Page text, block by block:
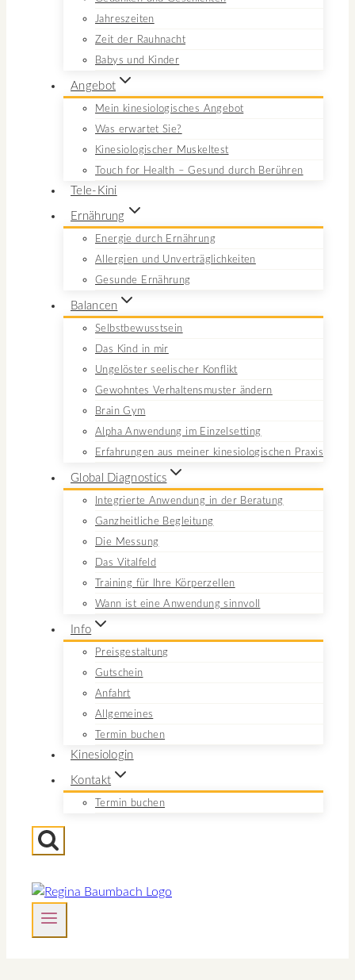
Jahreszeiten
Zeit der Rauhnacht
Babys und Kinder
Angebot
Mein kinesiologisches Angebot
Was erwartet Sie?
Kinesiologischer Muskeltest
Touch for Health – Gesund durch Berühren
Tele-Kini
Ernährung
Energie durch Ernährung
Allergien und Unverträglichkeiten
Gesunde Ernährung
Balancen
Selbstbewusstsein
Das Kind in mir
Ungelöster seelischer Konflikt
Gewohntes Verhaltensmuster ändern
Brain Gym
Alpha Anwendung im Einzelsetting
Erfahrungen aus meiner kinesiologischen Praxis
Global Diagnostics
Integrierte Anwendung in der Beratung
Ganzheitliche Begleitung
Die Messung
Das Vitalfeld
Training für Ihre Körperzellen
Wann ist eine Anwendung sinnvoll
Info
Preisgestaltung
Gutschein
Anfahrt
Allgemeines
Termin buchen
Kinesiologin
Kontakt
Termin buchen